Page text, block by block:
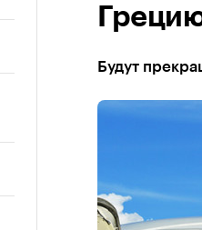
Будут